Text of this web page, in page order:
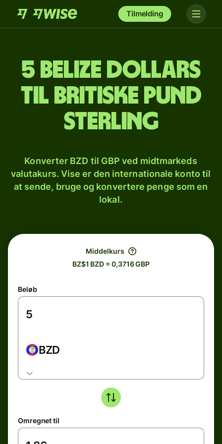
Tilmelding
5 belize dollars
til britiske pund
sterling
Konverter BZD til GBP ved midtmarkeds
valutakurs. Vise er den internationale konto til
at sende, bruge og konvertere penge som en
lokal.
Middelkurs
BZ$1 BZD = 0,3716 GBP
Beløb
BZD
Omregnet til